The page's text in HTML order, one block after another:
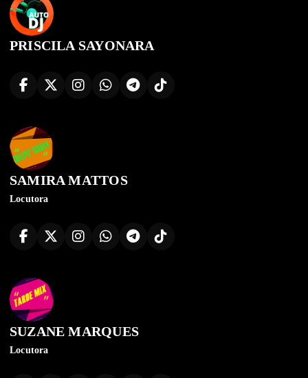
PRISCILA SAYONARA
SAMIRA MATTOS
Locutora
SUZANE MARQUES
Locutora